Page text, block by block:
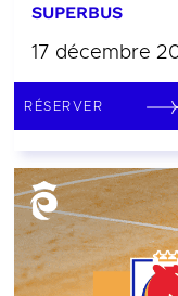
SUPERBUS
17 décembre
RÉSERVER